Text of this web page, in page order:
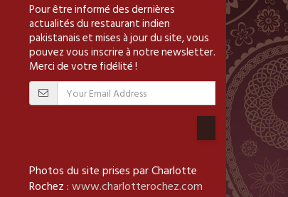
Pour être informé des dernières
actualités du restaurant indien
pakistanais et mises à jour du site, vous
pouvez vous inscrire à notre newsletter.
Merci de votre fidélité !
Photos du site prises par Charlotte
Rochez :www.charlotterochez.com